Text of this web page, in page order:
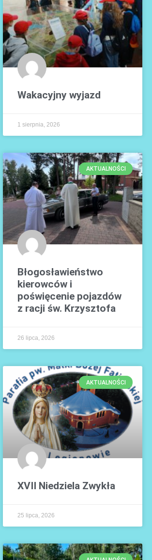
Wakacyjny wyjazd
1 sierpnia, 2026
AKTUALNOŚCI
Błogosławieństwo
kierowców i
poświęcenie pojazdów
z racji św. Krzysztofa
26 lipca, 2026
AKTUALNOŚCI
XVII Niedziela Zwykła
25 lipca, 2026